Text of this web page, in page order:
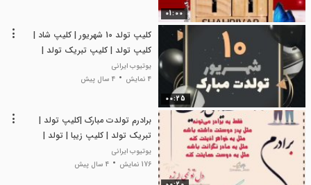
01:00
00:25
کلیپ تولد 10 شهریور | کلیپ شاد |
کلیپ تولد | کلیپ تبریک تولد |
کلیپ زیبا
یوتیوب ایرانی
4 نمایش
4 سال پیش
برادرم تولدت مبارک |کلیپ تولد |
تبریک تولد | کلیپ زیبا | تولد |
کلیپ شاد
یوتیوب ایرانی
176 نمایش
4 سال پیش